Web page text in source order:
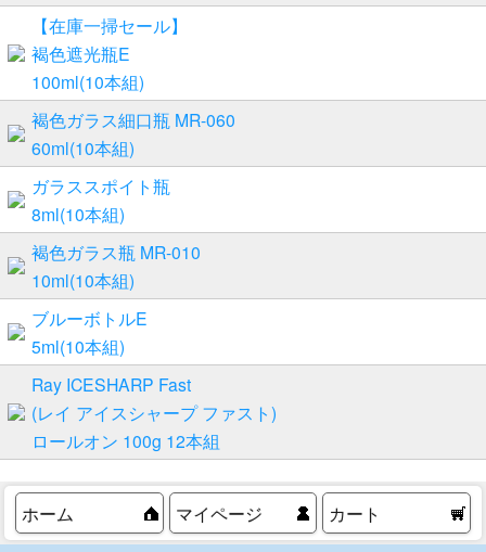
【在庫一掃セール】
褐色遮光瓶E
100ml(10本組)
褐色ガラス細口瓶 MR-060
60ml(10本組)
ガラススポイト瓶
8ml(10本組)
褐色ガラス瓶 MR-010
10ml(10本組)
ブルーボトルE
5ml(10本組)
Ray ICESHARP Fast
(レイ アイスシャープ ファスト)
ロールオン 100g 12本組
ホーム マイページ カート